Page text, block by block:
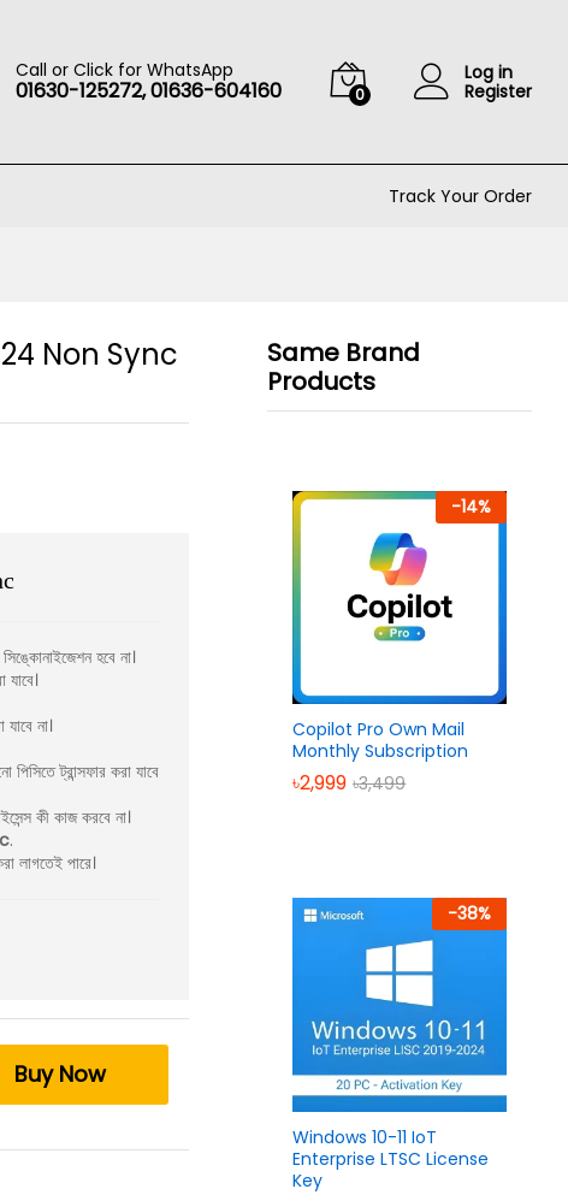
Call or Click for WhatsApp
01630-125272, 01636-604160 0
Log in
Register
Track Your Order
Non Sync
হবে না।
না।
ট্রান্সফার করা যাবে
কী কাজ করবে না।
.
লাগতেই পারে।
Buy Now
Same Brand
Products
-14%
Copilot Pro Own Mail
Monthly Subscription
৳2,999 ৳3,499
-38%
Windows 10-11 IoT
Enterprise LTSC License
Key